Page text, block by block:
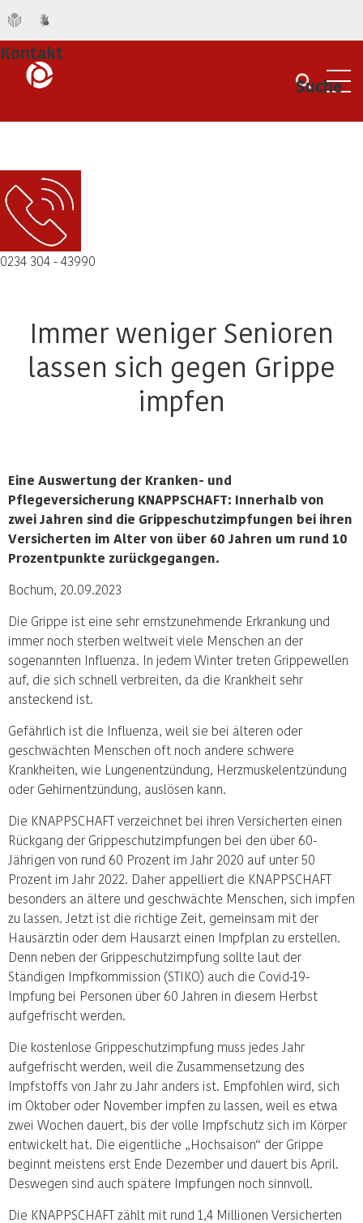
Suche
Kontakt
0234 304 - 43990
Immer weniger Senioren
lassen sich gegen Grippe
impfen
Eine Auswertung der Kranken- und
Pflegeversicherung KNAPPSCHAFT: Innerhalb von
zwei Jahren sind die Grippeschutzimpfungen bei ihren
Versicherten im Alter von über 60 Jahren um rund 10
Prozentpunkte zurückgegangen.
Bochum, 20.09.2023
Die Grippe ist eine sehr ernstzunehmende Erkrankung und
immer noch sterben weltweit viele Menschen an der
sogenannten Influenza. In jedem Winter treten Grippewellen
auf, die sich schnell verbreiten, da die Krankheit sehr
ansteckend ist.
Gefährlich ist die Influenza, weil sie bei älteren oder
geschwächten Menschen oft noch andere schwere
Krankheiten, wie Lungenentzündung, Herzmuskelentzündung
oder Gehirnentzündung, auslösen kann.
Die KNAPPSCHAFT verzeichnet bei ihren Versicherten einen
Rückgang der Grippeschutzimpfungen bei den über 60-
Jährigen von rund 60 Prozent im Jahr 2020 auf unter 50
Prozent im Jahr 2022. Daher appelliert die KNAPPSCHAFT
besonders an ältere und geschwächte Menschen, sich impfen
zu lassen. Jetzt ist die richtige Zeit, gemeinsam mit der
Hausärztin oder dem Hausarzt einen Impfplan zu erstellen.
Denn neben der Grippeschutzimpfung sollte laut der
Ständigen Impfkommission (STIKO) auch die Covid-19-
Impfung bei Personen über 60 Jahren in diesem Herbst
aufgefrischt werden.
Die kostenlose Grippeschutzimpfung muss jedes Jahr
aufgefrischt werden, weil die Zusammensetzung des
Impfstoffs von Jahr zu Jahr anders ist. Empfohlen wird, sich
im Oktober oder November impfen zu lassen, weil es etwa
zwei Wochen dauert, bis der volle Impfschutz sich im Körper
entwickelt hat. Die eigentliche „Hochsaison“ der Grippe
beginnt meistens erst Ende Dezember und dauert bis April.
Deswegen sind auch spätere Impfungen noch sinnvoll.
Die KNAPPSCHAFT zählt mit rund 1,4 Millionen Versicherten